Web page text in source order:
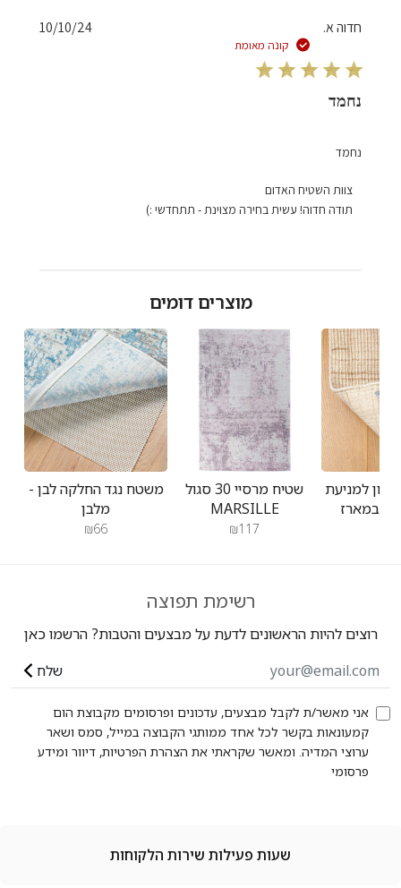
חדוה א.
קונה מאומת
נחמד
נחמד
הערות
של
השטיח
האדום
בתאריך
Thu
Oct
2024
צוות השטיח האדום
תודה חדוה! עשית בחירה מצוינת - תתחדשי :)
תאריך10/10/24
מוצרים דומים
משטח נגד החלקה לבן -
מלבן
₪66
שטיח מרסיי 30 סגול
MARSILLE
₪117
למניעת
רשימת תפוצה
רוצים להיות הראשונים לדעת על מבצעים והטבות? הרשמו כאן
שלח
אני מאשר/ת לקבל מבצעים, עדכונים ופרסומים מקבוצת הום
קמעונאות בקשר לכל אחד ממותגי הקבוצה במייל, סמס ושאר
ערוצי המדיה. ומאשר שקראתי את הצהרת הפרטיות, דיוור ומידע
פרסומי
שעות פעילות שירות הלקוחות